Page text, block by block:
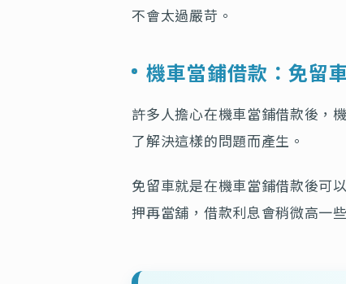
不會太過嚴苛。
機車當鋪借款：免留
許多人擔心在機車當鋪借款後，
了解決這樣的問題而產生。
免留車就是在機車當鋪借款後可
押再當舖，借款利息會稍微高一